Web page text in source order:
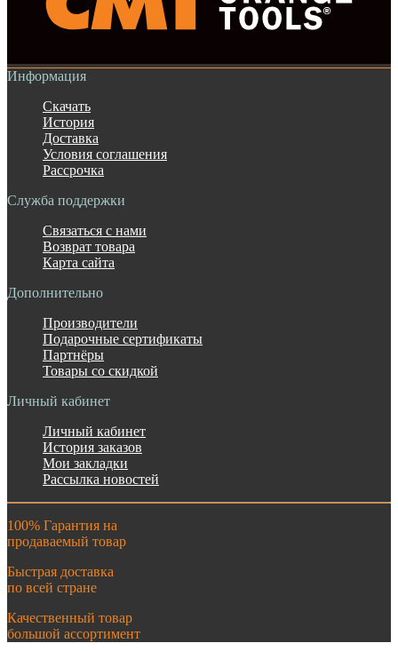
Информация
Скачать
История
Доставка
Условия соглашения
Рассрочка
Служба поддержки
Связаться с нами
Возврат товара
Карта сайта
Дополнительно
Производители
Подарочные сертификаты
Партнёры
Товары со скидкой
Личный кабинет
Личный кабинет
История заказов
Мои закладки
Рассылка новостей
100% Гарантия на
продаваемый товар
Быстрая доставка
по всей стране
Качественный товар
большой ассортимент